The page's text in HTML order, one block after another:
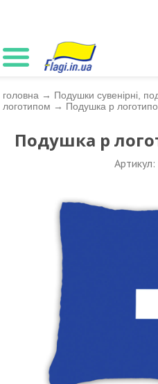
головна → Подушки сувенірні,
логотипом → Подушка p
Подушка p